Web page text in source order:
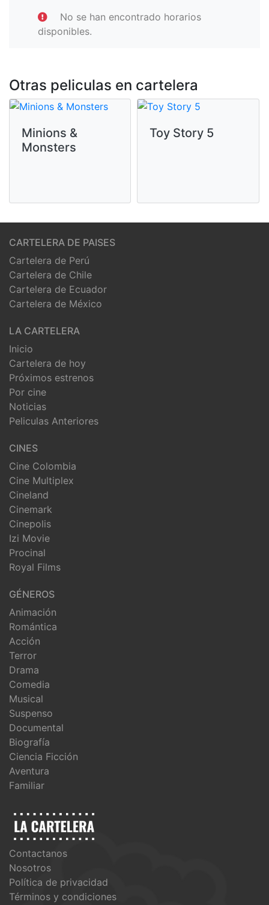
No se han encontrado horarios
disponibles.
Otras peliculas en cartelera
Minions &
Monsters
Toy Story 5
CARTELERA DE PAISES
Cartelera de Perú
Cartelera de Chile
Cartelera de Ecuador
Cartelera de México
LA CARTELERA
Inicio
Cartelera de hoy
Próximos estrenos
Por cine
Noticias
Peliculas Anteriores
CINES
Cine Colombia
Cine Multiplex
Cineland
Cinemark
Cinepolis
Izi Movie
Procinal
Royal Films
GÉNEROS
Animación
Romántica
Acción
Terror
Drama
Comedia
Musical
Suspenso
Documental
Biografía
Ciencia Ficción
Aventura
Familiar
Contactanos
Nosotros
Política de privacidad
Términos y condiciones